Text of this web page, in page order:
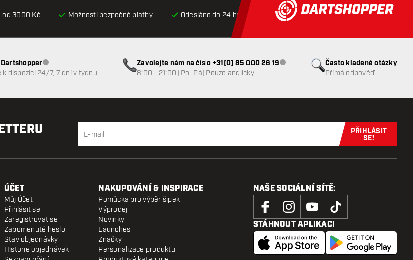
od 3000 Kč Možnosti bezpečné platby Odesláno do 24 hodin Doprava zdarma od 3000 Kč
Často kladené otázky
Přímá odpověď
DartshopperZákaznický servis nedostupný
k dispozici 24/7, 7 dní v týdnu
Zavolejte nám na číslo +31(0) 85 000 26 19Zákaznický servis nedostupný
8:00 - 21:00 (Po–Pá) Pouze anglicky
Přihlaste se
PŘIHLÁSIT
SE!
ÚČET
Můj Účet
Přihlásit se
Zaregistrovat se
Zapomenuté heslo
Stav objednávky
Historie objednávek
NAKUPOVÁNÍ & INSPIRACE
Pomůcka pro výběr šipek
Výprodej
Novinky
Launches
Značky
Personalizace produktu
NAŠE SOCIÁLNÍ SÍTĚ:
STÁHNOUT APLIKACI